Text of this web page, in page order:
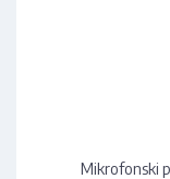
Mikrofonski